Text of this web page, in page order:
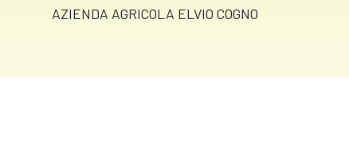
AZIENDA AGRICOLA ELVIO COGNO